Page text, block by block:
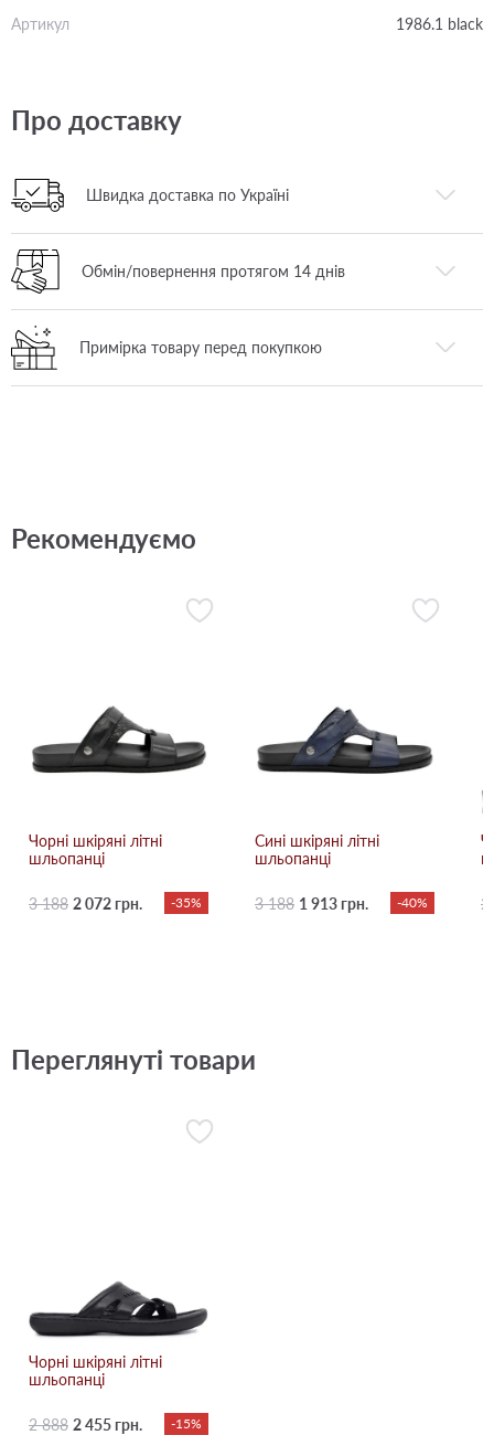
Артикул
1986.1 black
Про доставку
Швидка доставка по Україні
Обмін/повернення протягом 14 днів
Примірка товару перед покупкою
Рекомендуємо
Чорні шкіряні літні
шльопанці
3 188 2 072 грн. -35%
Сині шкіряні літні
шльопанці
3 188 1 913 грн. -40% 2
Переглянуті товари
Чорні шкіряні літні
шльопанці
2 888 2 455 грн. -15%